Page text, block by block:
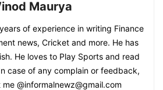
Maurya
of experience in writing Finance
news, Cricket and more. He has
He loves to Play Sports and read
case of any complain or feedback,
@informalnewz@gmail.com